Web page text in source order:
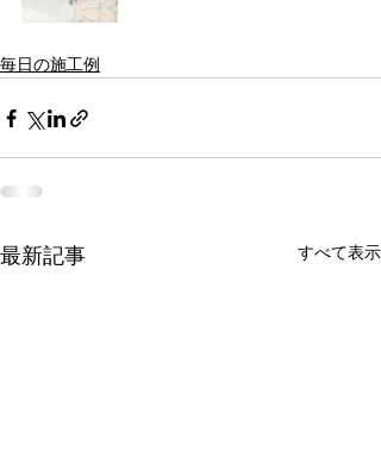
毎日の施工例
最新記事 すべて表示